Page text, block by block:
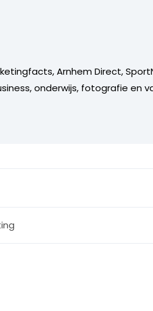
Arnhem Direct,
onderwijs, fotografie en